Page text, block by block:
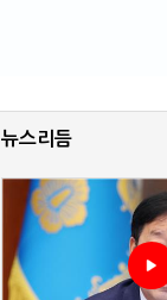
뉴스리듬